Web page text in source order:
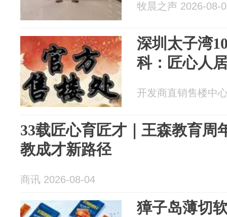
牧晨之声 2026-08-
深圳太子湾
科：匠心人
开发商直销售楼中
33载匠心育匠才｜王森教育周
教成才新路径
商讯 2026-08-04
獐子岛薄切